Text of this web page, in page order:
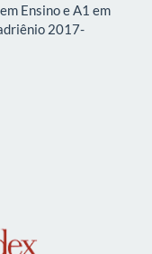
Ensino e A1 em
2017-